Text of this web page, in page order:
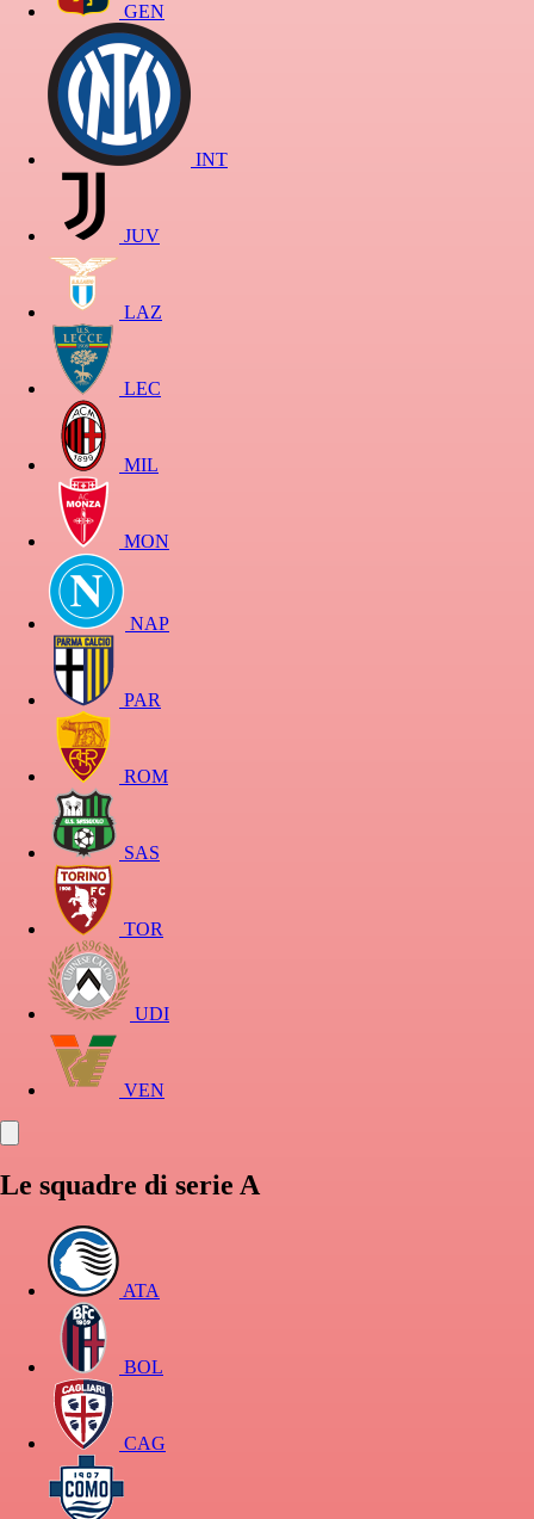
GEN
INT
JUV
LAZ
LEC
MIL
MON
NAP
PAR
ROM
SAS
TOR
UDI
VEN
Le squadre di serie A
ATA
BOL
CAG